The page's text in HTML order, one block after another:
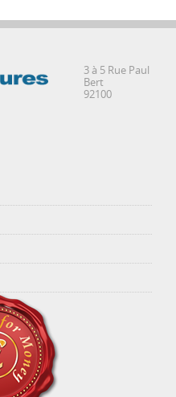
3 à 5 Rue Paul
Bert
92100